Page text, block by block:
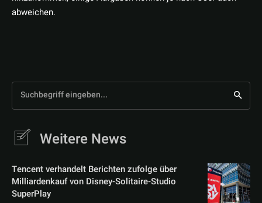
abweichen.
Suchbegriff eingeben...
Weitere News
Tencent verhandelt Berichten zufolge über
Milliardenkauf von Disney-Solitaire-Studio
SuperPlay